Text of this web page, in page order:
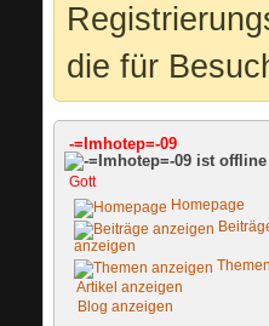
die für
-=Imhotep=-09
Gott
Homepage
anzeigen
Artikel anzeigen
Blog anzeigen